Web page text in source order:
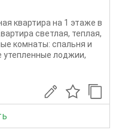
квартира на 1 этаже в
светлая, теплая,
комнаты: спальня и
утепленные лоджии,